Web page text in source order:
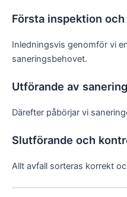
Första inspektion
Inledningsvis genomför vi
saneringsbehovet.
Utförande av
Därefter påbörjar vi
Slutförande och
Allt avfall sorteras korrekt